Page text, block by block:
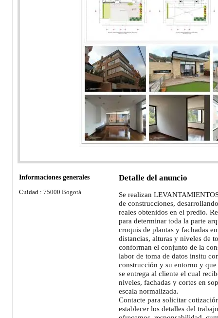
Informaciones generales
Cuidad : 75000 Bogotá
Detalle del anuncio
Se realizan
de construcciones,
reales obtenidos en el predio.
para determinar toda la parte
croquis de plantas y fachadas
distancias, alturas y niveles de
conforman el conjunto de la
labor de toma de datos insitu
construcción y su entorno y
se entrega al cliente el cual
niveles, fachadas y cortes en
escala normalizada.
Contacte para solicitar
establecer los detalles del